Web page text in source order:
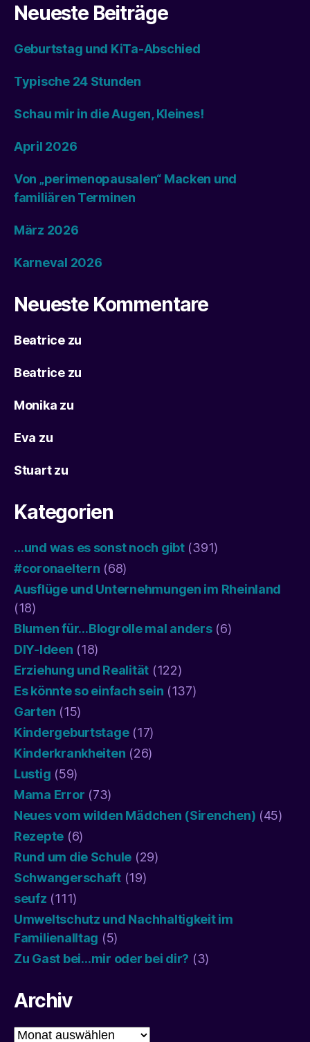
Neueste Beiträge
Geburtstag und KiTa-Abschied
Typische 24 Stunden
Schau mir in die Augen, Kleines!
April 2026
Von „perimenopausalen“ Macken und
familiären Terminen
März 2026
Karneval 2026
Neueste Kommentare
Beatricezu
Beatricezu
Monika zu
Eva zu
Stuartzu
Kategorien
…und was es sonst noch gibt(391)
#coronaeltern (68)
Ausflüge und Unternehmungen im Rheinland
(18)
Blumen für…Blogrolle mal anders(6)
DIY-Ideen (18)
Erziehung und Realität (122)
Es könnte so einfach sein (137)
Garten (15)
Kindergeburtstage(17)
Kinderkrankheiten (26)
Lustig (59)
Mama Error (73)
Neues vom wilden Mädchen (Sirenchen) (45)
Rezepte (6)
Rund um die Schule (29)
Schwangerschaft(19)
seufz (111)
Umweltschutz und Nachhaltigkeit im
Familienalltag (5)
Zu Gast bei…mir oder bei dir? (3)
Archiv
Archiv